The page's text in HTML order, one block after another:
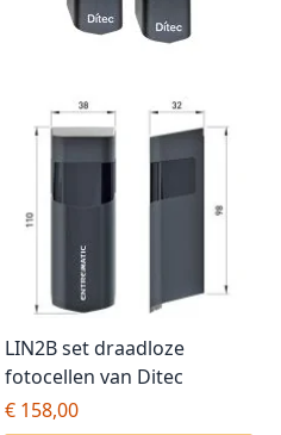
LIN2B set draadloze
fotocellen van Ditec
€ 158,00